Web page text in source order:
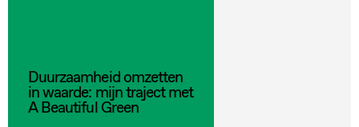
Duurzaamheid omzetten
in waarde: mijn traject met
A Beautiful Green